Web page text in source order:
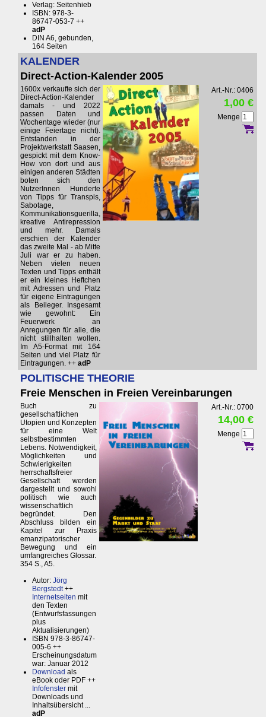
Verlag: Seitenhieb
ISBN: 978-3-
86747-053-7 ++
adP
DIN A6, gebunden,
164 Seiten
KALENDER
Direct-Action-Kalender 2005
1600x verkaufte sich der
Direct-Action-Kalender
damals - und 2022
passen Daten und
Wochentage wieder (nur
einige Feiertage nicht).
Entstanden in der
Projektwerkstatt Saasen,
gespickt mit dem Know-
How von dort und aus
einigen anderen Städten
boten sich den
NutzerInnen Hunderte
von Tipps für Transpis,
Sabotage,
Kommunikationsguerilla,
kreative Antirepression
und mehr. Damals
erschien der Kalender
das zweite Mal - ab Mitte
Juli war er zu haben.
Neben vielen neuen
Texten und Tipps enthält
er ein kleines Heftchen
mit Adressen und Platz
für eigene Eintragungen
als Beileger. Insgesamt
wie gewohnt: Ein
Feuerwerk an
Anregungen für alle, die
nicht stillhalten wollen.
Im A5-Format mit 164
Seiten und viel Platz für
Eintragungen. ++ adP
Art.-Nr.: 0406
1,00 €
Menge
POLITISCHE THEORIE
Freie Menschen in Freien Vereinbarungen
Buch zu
gesellschaftlichen
Utopien und Konzepten
für eine Welt
selbstbestimmten
Lebens. Notwendigkeit,
Möglichkeiten und
Schwierigkeiten
herrschaftsfreier
Gesellschaft werden
dargestellt und sowohl
politisch wie auch
wissenschaftlich
begründet. Den
Abschluss bilden ein
Kapitel zur Praxis
emanzipatorischer
Bewegung und ein
umfangreiches Glossar.
354 S., A5.
Autor: Jörg
Bergstedt++
Internetseiten mit
den Texten
(Entwurfsfassungen
plus
Aktualisierungen)
ISBN 978-3-86747-
005-6 ++
Erscheinungsdatum
war: Januar 2012
Download als
eBook oder PDF ++
Infofenster mit
Downloads und
Inhaltsübersicht ...
adP
Art.-Nr.: 0700
14,00 €
Menge